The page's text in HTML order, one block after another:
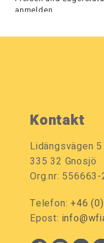
anmelden.
Kontakt
Lidängsvägen 5
335 32 Gnosjö
Org.nr:
Telefon:+46
Epost: